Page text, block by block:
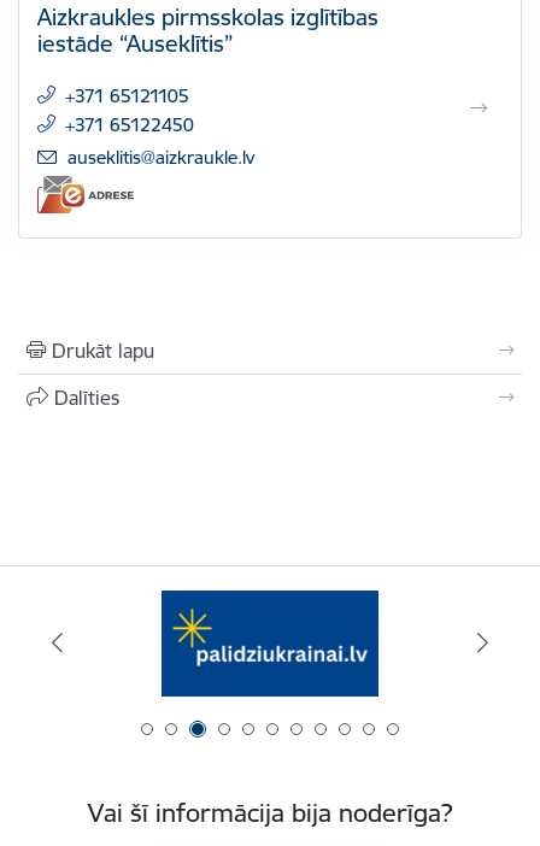
Aizkraukles pirmsskolas izglītības
iestāde “Auseklītis”
+371 65121105
+371 65122450
E-pasts:
auseklitis@aizkraukle.lv
Drukāt lapu
Dalīties
Vai šī informācija bija noderīga?